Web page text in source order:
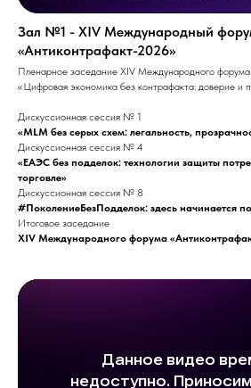
Зал №1 - ХIV Международный
«Антиконтрафакт-2026»
Пленарное заседание ХIV Международного
«Цифровая экономика без контрафакта: доверие и
Дискуссионная сессия № 1
«MLM без серых схем: легальность,
Дискуссионная сессия № 4
«ЕАЭС без подделок: технологии защиты
торговле»
Дискуссионная сессия № 8
#ПоколениеБезПодделок: здесь начинается
Итоговое заседание
XIV Международного форума